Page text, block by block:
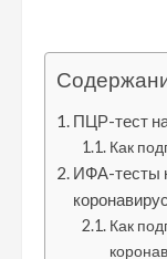
ПЦР-тест
Как
ИФА-тесты
Как